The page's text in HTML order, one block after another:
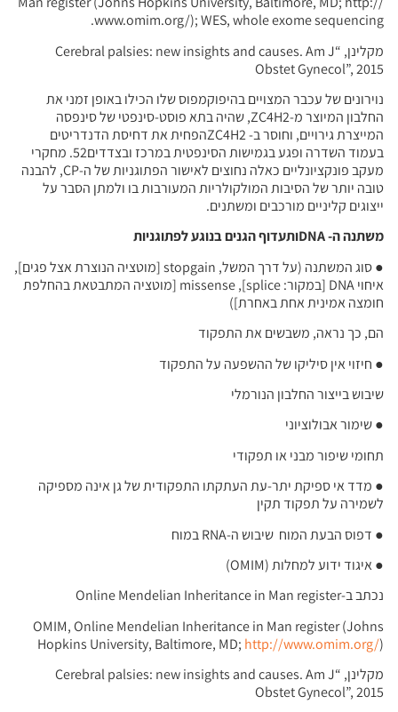
www.omim.org/); WES, whole exome sequencing.
מקלינן, “Cerebral palsies: new insights and causes. Am J
Obstet Gynecol”, 2015
נוירונים של עכבר המצויים בהיפוקמפוס שלו הכילו באופן זמני את
החלבון המיוצר מ-ZC4H2, שהיה בתא פוסט-סינפטי של סינפסה
המייצרת גירויים, וחוסר ב- ZC4H2הפחית את דחיסת הדנדריטים
בעמוד השדרה ופגע בגמישות הסינפטית במרכז ובצדדים52. מחקרי
מעקב פונקציונליים כאלה נחוצים לאישור הפתוגניות של ה-CP, להבנה
טובה יותר של הסיבות המולקולריות המעורבות בו ולמתן הסבר על
ייצוגים קליניים מורכבים ומשתנים.
משתנה ה-
ותעדוף הגנים בנוגע לפתוגניות
●
סוג המשתנה (על דרך המשל, stopgain [מוטציה הנוצרת אצל פגים],
איחוי DNA [במקור: splice], missense [מוטציה המתבטאת בהחלפת
חומצה אמינית אחת באחרת])
הם, כך נראה, משבשים את התפקוד
● חיזוי אין סיליקו של ההשפעה על התפקוד
שיבוש בייצור החלבון הנורמלי
●שימור אבולוציוני
תחומי שיפור מבני או תפקודי
● מדד אי ספיקת יתר-עת העתקתו התפקודית של גן אינה מספיקה
לשמירה על תפקוד תקין
● דפוס הבעת המוח שיבוש ה-RNA במוח
● איגוד ידוע למחלות (OMIM)
נכתב ב-Online Mendelian Inheritance in Man register
OMIM, Online Mendelian Inheritance in Man register (Johns
Hopkins University, Baltimore, MD; http://www.omim.org/)
מקלינן, “Cerebral palsies: new insights and causes. Am J
Obstet Gynecol”, 2015